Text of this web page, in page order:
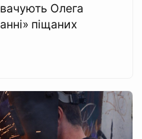
Олега
піщаних